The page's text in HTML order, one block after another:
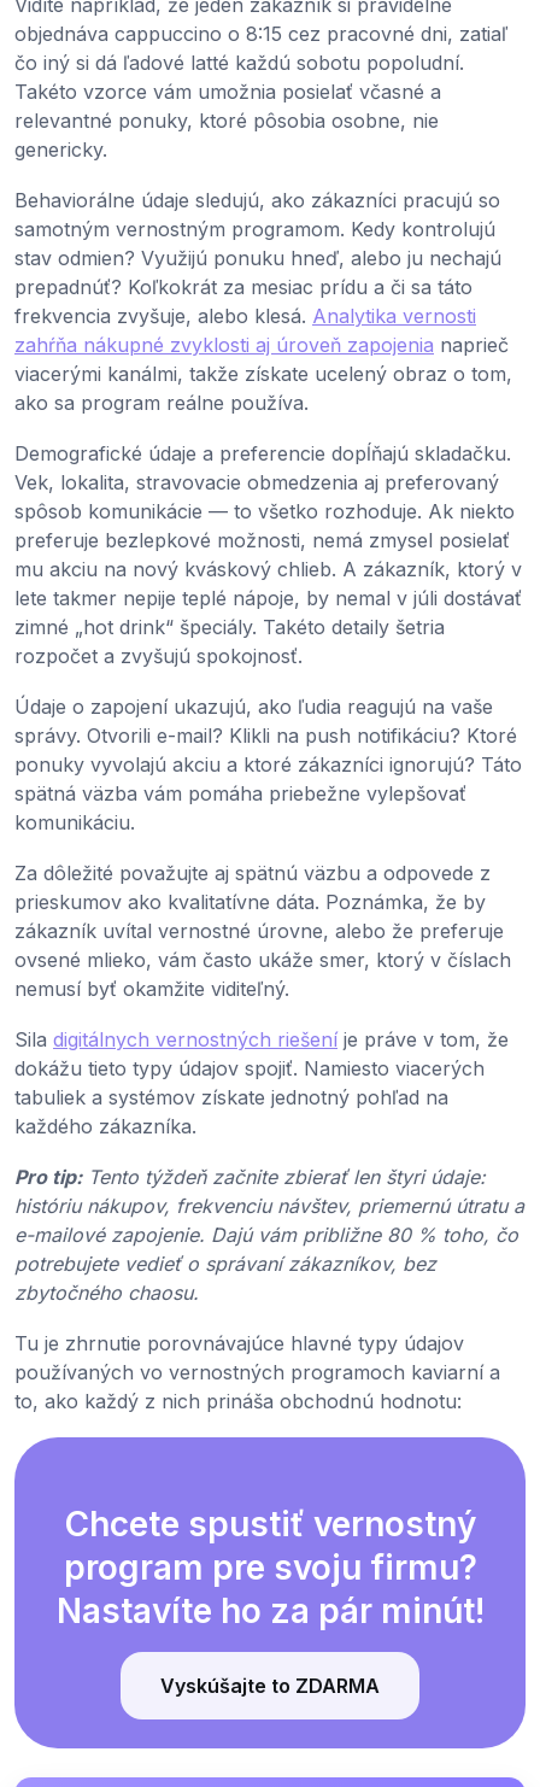
objednáva cappuccino o 8:15 cez pracovné dni, zatiaľ
čo iný si dá ľadové latté každú sobotu popoludní.
Takéto vzorce vám umožnia posielať včasné a
relevantné ponuky, ktoré pôsobia osobne, nie
genericky.
Behaviorálne údaje sledujú, ako zákazníci pracujú so
samotným vernostným programom. Kedy kontrolujú
stav odmien? Využijú ponuku hneď, alebo ju nechajú
prepadnúť? Koľkokrát za mesiac prídu a či sa táto
frekvencia zvyšuje, alebo klesá. Analytika vernosti
zahŕňa nákupné zvyklosti aj úroveň zapojenia naprieč
viacerými kanálmi, takže získate ucelený obraz o tom,
ako sa program reálne používa.
Demografické údaje a preferencie dopĺňajú skladačku.
Vek, lokalita, stravovacie obmedzenia aj preferovaný
spôsob komunikácie — to všetko rozhoduje. Ak niekto
preferuje bezlepkové možnosti, nemá zmysel posielať
mu akciu na nový kváskový chlieb. A zákazník, ktorý v
lete takmer nepije teplé nápoje, by nemal v júli dostávať
zimné „hot drink“ špeciály. Takéto detaily šetria
rozpočet a zvyšujú spokojnosť.
Údaje o zapojení ukazujú, ako ľudia reagujú na vaše
správy. Otvorili e-mail? Klikli na push notifikáciu? Ktoré
ponuky vyvolajú akciu a ktoré zákazníci ignorujú? Táto
spätná väzba vám pomáha priebežne vylepšovať
komunikáciu.
Za dôležité považujte aj spätnú väzbu a odpovede z
prieskumov ako kvalitatívne dáta. Poznámka, že by
zákazník uvítal vernostné úrovne, alebo že preferuje
ovsené mlieko, vám často ukáže smer, ktorý v číslach
nemusí byť okamžite viditeľný.
Sila digitálnych vernostných riešení je práve v tom, že
dokážu tieto typy údajov spojiť. Namiesto viacerých
tabuliek a systémov získate jednotný pohľad na
každého zákazníka.
Pro tip: Tento týždeň začnite zbierať len štyri údaje:
históriu nákupov, frekvenciu návštev, priemernú útratu a
e-mailové zapojenie. Dajú vám približne 80 % toho, čo
potrebujete vedieť o správaní zákazníkov, bez
zbytočného chaosu.
Tu je zhrnutie porovnávajúce hlavné typy údajov
používaných vo vernostných programoch kaviarní a
to, ako každý z nich prináša obchodnú hodnotu:
Chcete spustiť vernostný
program pre svoju firmu?
Nastavíte ho za pár minút!
Vyskúšajte to ZDARMA